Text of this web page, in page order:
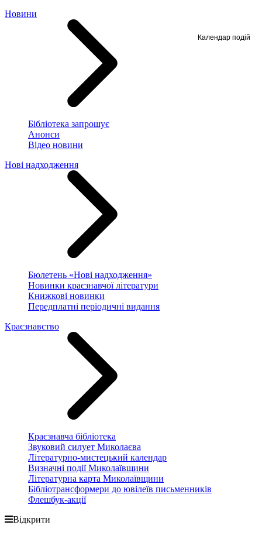
Новини
Бібліотека запрошує
Анонси
Відео новини
Нові надходження
Бюлетень «Нові надходження»
Новинки краєзнавчої літератури
Книжкові новинки
Передплатні періодичні видання
Краєзнавство
Краєзнавча бібліотека
Звуковий силует Миколаєва
Літературно-мистецький календар
Визначні події Миколаївщини
Літературна карта Миколаївщини
Бібліотрансформери до ювілеїв письменників
Флешбук-акції
Відкрити
Календар подій